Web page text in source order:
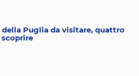
della Puglia da visitare, quattro
scoprire